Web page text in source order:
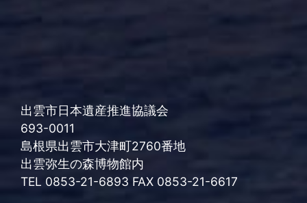
出雲市日本遺産推進協議会
693-0011
島根県出雲市大津町2760番地
出雲弥生の森博物館内
TEL 0853-21-6893 FAX 0853-21-6617